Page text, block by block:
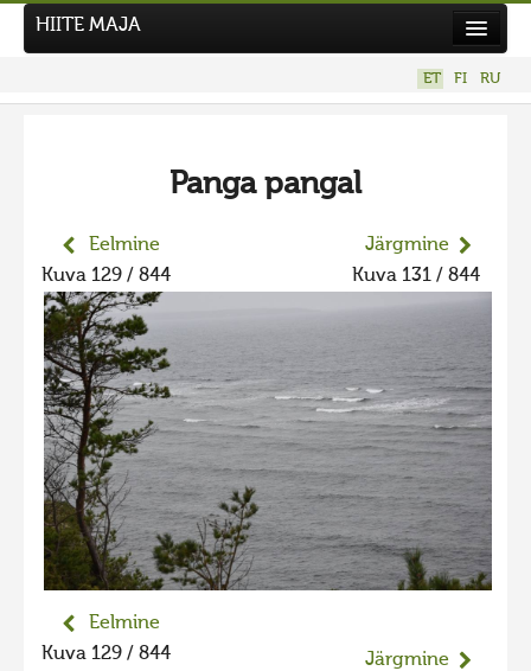
Uudised
Tegutse
Kuvavõistlused
UUS KUVAVÕISTLUS
Hiite kuvavõistlus 2026
VANEMAD KUVAVÕISTLUSED
Hiite kuvavõistlus 2025
Hiite kuvavõistlus 2025 lisa
Liikuvad kuvad 2025
HIITE MAJA
ET FI RU
Panga pangal
Eelmine
Kuva 129 / 844
Järgmine
Kuva 131 / 844
Eelmine
Kuva 129 / 844
Järgmine